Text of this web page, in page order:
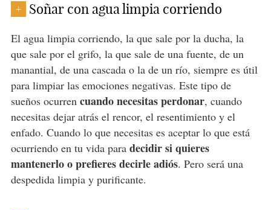
+ Soñar con agua limpia corriendo
El agua limpia corriendo, la que sale por la ducha, la
que sale por el grifo, la que sale de una fuente, de un
manantial, de una cascada o la de un río, siempre es útil
para limpiar las emociones negativas. Este tipo de
sueños ocurren cuando necesitas perdonar, cuando
necesitas dejar atrás el rencor, el resentimiento y el
enfado. Cuando lo que necesitas es aceptar lo que está
ocurriendo en tu vida para decidir si quieres
mantenerlo o prefieres decirle adiós. Pero será una
despedida limpia y purificante.